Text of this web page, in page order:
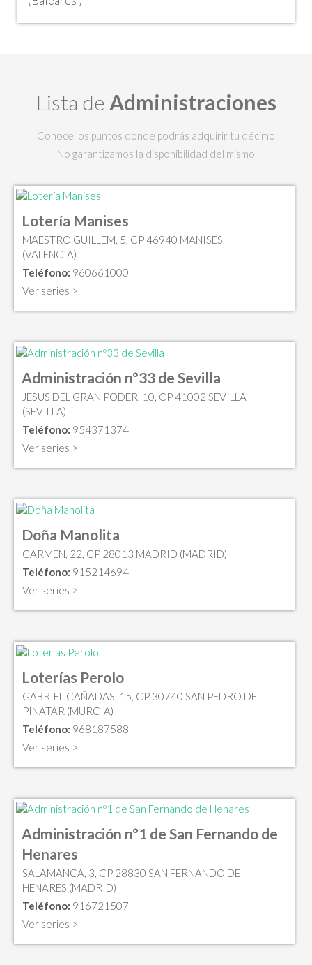
Lista de Administraciones
Conoce los puntos donde podrás adquirir tu décimo
No garantizamos la disponibilidad del mismo
Lotería Manises
MAESTRO GUILLEM, 5, CP 46940 MANISES
(VALENCIA)
Teléfono: 960661000
Ver series >
Administración nº33 de Sevilla
JESUS DEL GRAN PODER, 10, CP 41002 SEVILLA
(SEVILLA)
Teléfono: 954371374
Ver series >
Doña Manolita
CARMEN, 22, CP 28013 MADRID (MADRID)
Teléfono: 915214694
Ver series >
Loterías Perolo
GABRIEL CAÑADAS, 15, CP 30740 SAN PEDRO DEL
PINATAR (MURCIA)
Teléfono: 968187588
Ver series >
Administración nº1 de San Fernando de
Henares
SALAMANCA, 3, CP 28830 SAN FERNANDO DE
HENARES (MADRID)
Teléfono: 916721507
Ver series >